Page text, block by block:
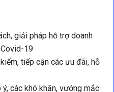
giải pháp hỗ trợ doanh
19
tiếp cận các ưu đãi, hỗ
các khó khăn, vướng mắc